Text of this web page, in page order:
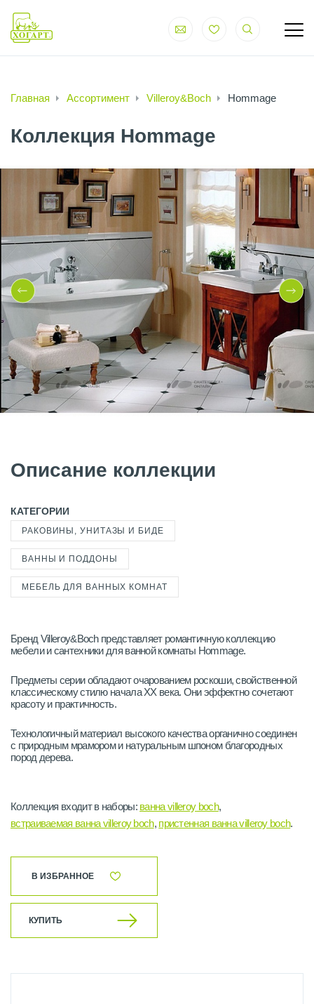
Главная Ассортимент Villeroy&Boch Hommage
Коллекция Hommage
Описание коллекции
КАТЕГОРИИ
РАКОВИНЫ, УНИТАЗЫ И БИДЕ
ВАННЫ И ПОДДОНЫ
МЕБЕЛЬ ДЛЯ ВАННЫХ КОМНАТ
Бренд Villeroy&Boch представляет романтичную коллекцию
мебели и сантехники для ванной комнаты Hommage.
Предметы серии обладают очарованием роскоши, свойственной
классическому стилю начала XX века. Они эффектно сочетают
красоту и практичность.
Технологичный материал высокого качества органично соединен
с природным мрамором и натуральным шпоном благородных
пород дерева.
Коллекция входит в наборы: ванна villeroy boch,
встраиваемая ванна villeroy boch, пристенная ванна villeroy boch.
В ИЗБРАННОЕ
КУПИТЬ